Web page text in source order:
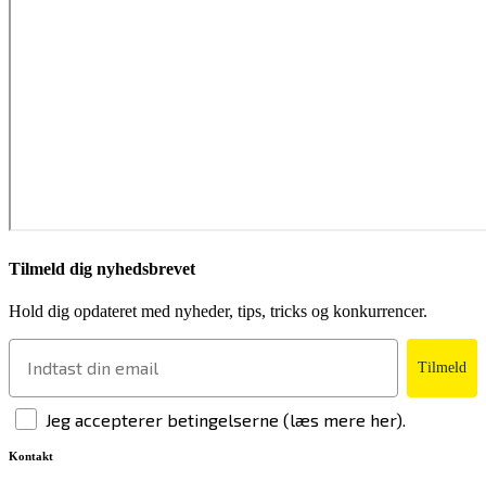
Tilmeld dig nyhedsbrevet
Hold dig opdateret med nyheder, tips, tricks og konkurrencer.
Tilmeld
Jeg accepterer betingelserne (læs mere her).
Kontakt